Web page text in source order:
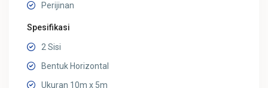
Perijinan
Spesifikasi
2 Sisi
Bentuk Horizontal
Ukuran 10m x 5m